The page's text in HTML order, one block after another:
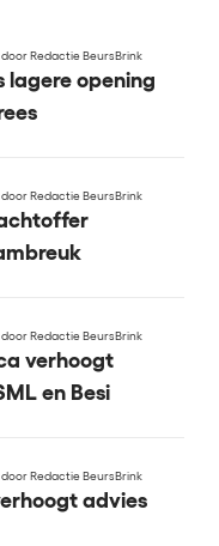
door Redactie BeursBrink
lagere opening
door Redactie BeursBrink
door Redactie BeursBrink
verhoogt
en Besi
door Redactie BeursBrink
advies